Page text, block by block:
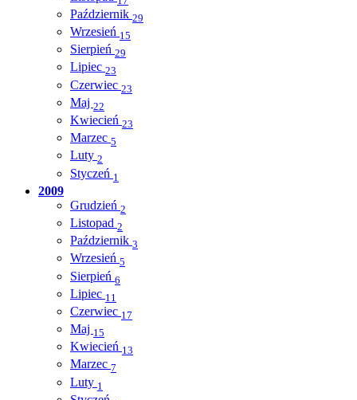
Październik 29
Wrzesień 15
Sierpień 29
Lipiec 23
Czerwiec 23
Maj 22
Kwiecień 23
Marzec 5
Luty 2
Styczeń 1
2009
Grudzień 2
Listopad 2
Październik 3
Wrzesień 5
Sierpień 6
Lipiec 11
Czerwiec 17
Maj 15
Kwiecień 13
Marzec 7
Luty 1